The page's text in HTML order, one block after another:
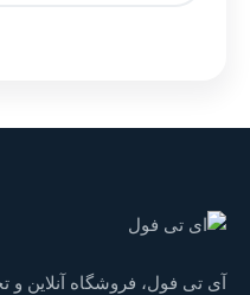
آی تی فول، فروشگاه آنلاین